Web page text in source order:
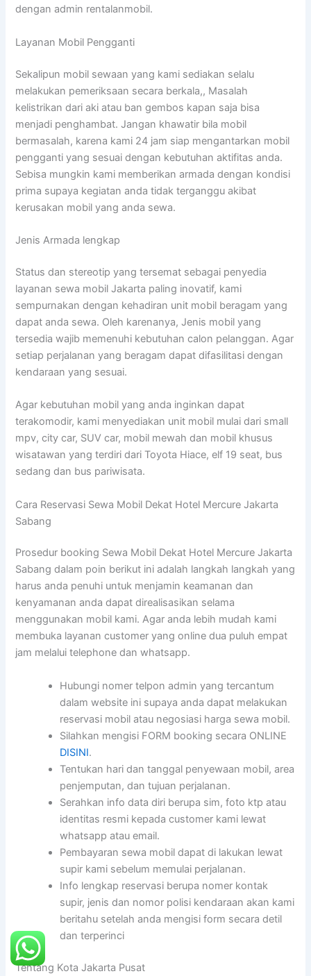
dengan admin rentalanmobil.
Layanan Mobil Pengganti
Sekalipun mobil sewaan yang kami sediakan selalu
melakukan pemeriksaan secara berkala,, Masalah
kelistrikan dari aki atau ban gembos kapan saja bisa
menjadi penghambat. Jangan khawatir bila mobil
bermasalah, karena kami 24 jam siap mengantarkan mobil
pengganti yang sesuai dengan kebutuhan aktifitas anda.
Sebisa mungkin kami memberikan armada dengan kondisi
prima supaya kegiatan anda tidak terganggu akibat
kerusakan mobil yang anda sewa.
Jenis Armada lengkap
Status dan stereotip yang tersemat sebagai penyedia
layanan sewa mobil Jakarta paling inovatif, kami
sempurnakan dengan kehadiran unit mobil beragam yang
dapat anda sewa. Oleh karenanya, Jenis mobil yang
tersedia wajib memenuhi kebutuhan calon pelanggan. Agar
setiap perjalanan yang beragam dapat difasilitasi dengan
kendaraan yang sesuai.
Agar kebutuhan mobil yang anda inginkan dapat
terakomodir, kami menyediakan unit mobil mulai dari small
mpv, city car, SUV car, mobil mewah dan mobil khusus
wisatawan yang terdiri dari Toyota Hiace, elf 19 seat, bus
sedang dan bus pariwisata.
Cara Reservasi Sewa Mobil Dekat Hotel Mercure Jakarta
Sabang
Prosedur booking Sewa Mobil Dekat Hotel Mercure Jakarta
Sabang dalam poin berikut ini adalah langkah langkah yang
harus anda penuhi untuk menjamin keamanan dan
kenyamanan anda dapat direalisasikan selama
menggunakan mobil kami. Agar anda lebih mudah kami
membuka layanan customer yang online dua puluh empat
jam melalui telephone dan whatsapp.
Hubungi nomer telpon admin yang tercantum
dalam website ini supaya anda dapat melakukan
reservasi mobil atau negosiasi harga sewa mobil.
Silahkan mengisi FORM booking secara ONLINE
DISINI.
Tentukan hari dan tanggal penyewaan mobil, area
penjemputan, dan tujuan perjalanan.
Serahkan info data diri berupa sim, foto ktp atau
identitas resmi kepada customer kami lewat
whatsapp atau email.
Pembayaran sewa mobil dapat di lakukan lewat
supir kami sebelum memulai perjalanan.
Info lengkap reservasi berupa nomer kontak
supir, jenis dan nomor polisi kendaraan akan kami
beritahu setelah anda mengisi form secara detil
dan terperinci
Tentang Kota Jakarta Pusat